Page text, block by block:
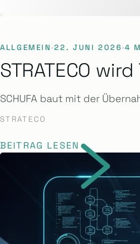
ALLGEMEIN ·22. JUNI 2026·4
STRATECO
SCHUFA baut mit der
STRATECO
BEITRAG LESEN